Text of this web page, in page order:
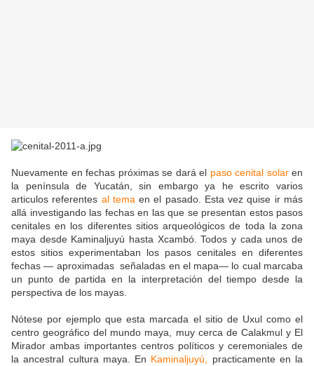
Nuevamente en fechas próximas se dará el paso cenital solaren
la península de Yucatán, sin embargo ya he escrito varios
articulos referentes al tema en el pasado. Esta vez quise ir más
allá investigando las fechas en las que se presentan estos pasos
cenitales en los diferentes sitios arqueológicos de toda la zona
maya desde Kaminaljuyú hasta Xcambó. Todos y cada unos de
estos sitios experimentaban los pasos cenitales en diferentes
fechas — aproximadas señaladas en el mapa— lo cual marcaba
un punto de partida en la interpretación del tiempo desde la
perspectiva de los mayas.
Nótese por ejemplo que esta marcada el sitio de Uxul como el
centro geográfico del mundo maya, muy cerca de Calakmul y El
Mirador ambas importantes centros políticos y ceremoniales de
la ancestral cultura maya. En Kaminaljuyú,
practicamente en la